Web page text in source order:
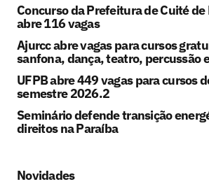
Concurso da Prefeitura de Cuité
abre 116 vagas
Ajurcc abre vagas para cursos
sanfona, dança, teatro, percussão
UFPB abre 449 vagas para cursos
semestre 2026.2
Seminário defende transição
direitos na Paraíba
Novidades